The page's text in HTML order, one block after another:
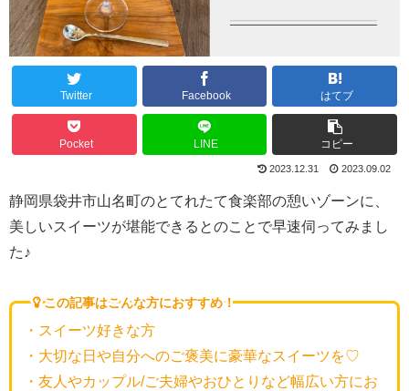
Twitter Facebook はてブ
Pocket LINE コピー
2023.12.31 2023.09.02
静岡県袋井市山名町のとてれたて食楽部の憩いゾーンに、
美しいスイーツが堪能できるとのことで早速伺ってみまし
た♪
この記事はこんな方におすすめ！
・スイーツ好きな方
・大切な日や自分へのご褒美に豪華なスイーツを♡
・友人やカップル/ご夫婦やおひとりなど幅広い方にお